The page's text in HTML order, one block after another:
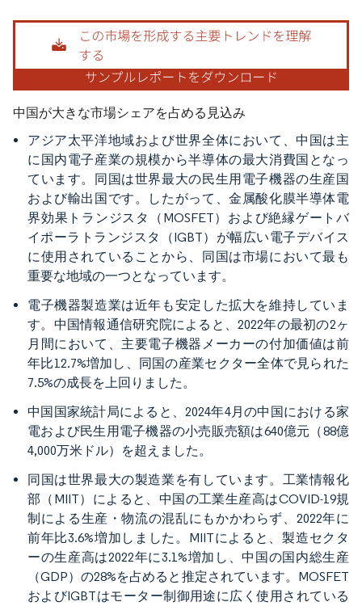
画像 © Mordor Intelligence。再利用にはCC BY 4.0の表示が必要です。
中国が大きな市場シェアを占める見込み
アジア太平洋地域および世界全体において、中国は主
に国内電子産業の規模から半導体の最大消費国となっ
ています。同国は世界最大の民生用電子機器の生産国
および輸出国です。したがって、金属酸化膜半導体電
界効果トランジスタ（MOSFET）および絶縁ゲートバ
イポーラトランジスタ（IGBT）が幅広い電子デバイス
に使用されていることから、同国は市場において最も
重要な地域の一つとなっています。
電子機器製造業は近年も安定した拡大を維持していま
す。中国情報通信研究院によると、2022年の最初の2ヶ
月間において、主要電子機器メーカーの付加価値は前
年比12.7%増加し、同国の産業セクター全体で見られた
7.5%の成長を上回りました。
中国国家統計局によると、2024年4月の中国における家
電および民生用電子機器の小売販売額は640億元（88億
4,000万米ドル）を超えました。
同国は世界最大の製造業を有しています。工業情報化
部（MIIT）によると、中国の工業生産高はCOVID-19規
制による生産・物流の混乱にもかかわらず、2022年に
前年比3.6%増加しました。MIITによると、製造セクタ
ーの生産高は2022年に3.1%増加し、中国の国内総生産
（GDP）の28%を占めると推定されています。MOSFET
およびIGBTはモーター制御用途に広く使用されている